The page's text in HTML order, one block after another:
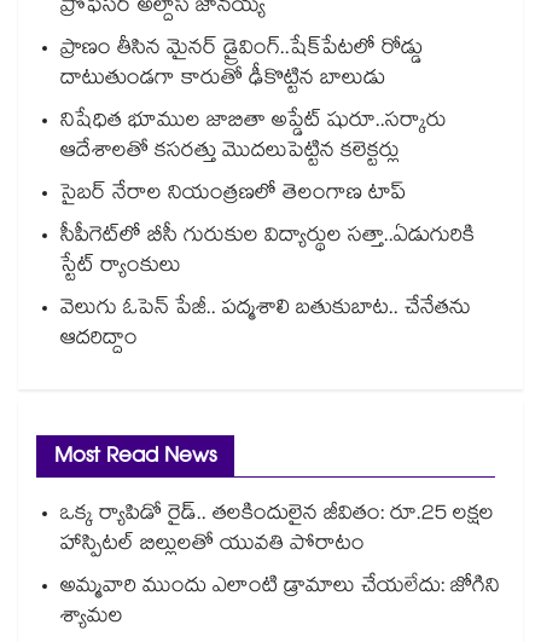
ప్రొఫెసర్ అల్దాస్ జానయ్య
ప్రాణం తీసిన మైనర్‌‌ డ్రైవింగ్‌..షేక్‌పేటలో రోడ్డు
దాటుతుండగా కారుతో ఢీకొట్టిన బాలుడు
నిషేధిత భూముల జాబితా అప్డేట్ షురూ..సర్కారు
ఆదేశాలతో కసరత్తు మొదలుపెట్టిన కలెక్టర్లు
సైబర్ నేరాల నియంత్రణలో తెలంగాణ టాప్‌‌‌‌‌‌‌‌‌‌‌‌‌‌‌‌
సీపీగెట్‌‌‌‌‌‌‌‌‌‌‌‌‌‌‌‌లో బీసీ గురుకుల విద్యార్థుల సత్తా..ఏడుగురికి
స్టేట్‌‌‌‌‌‌‌‌‌‌‌‌‌‌‌‌ ర్యాంకులు
వెలుగు ఓపెన్ పేజీ.. పద్మశాలి బతుకుబాట.. చేనేతను
ఆదరిద్దాం
Most Read News
ఒక్క ర్యాపిడో రైడ్.. తలకిందులైన జీవితం: రూ.25 లక్షల
హాస్పిటల్ బిల్లులతో యువతి పోరాటం
అమ్మవారి ముందు ఎలాంటి డ్రామాలు చేయలేదు: జోగిని
శ్యామల